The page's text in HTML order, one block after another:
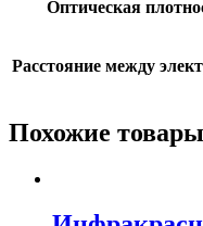
Оптическая
Расстояние между
Похожие товары